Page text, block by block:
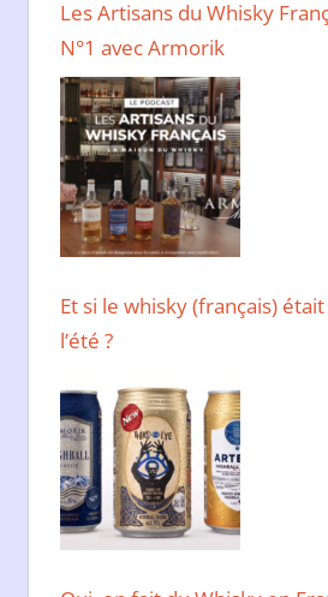
Les Artisans du Whisky
N°1 avec Armorik
Et si le whisky (français)
l’été ?